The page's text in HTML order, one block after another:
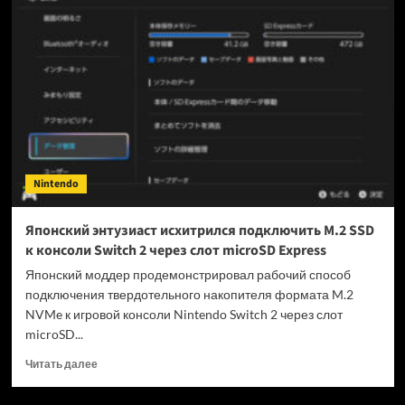
Legends
PlayStation
в
сентябре
Nintendo
Японский энтузиаст исхитрился подключить M.2 SSD
к консоли Switch 2 через слот microSD Express
Японский моддер продемонстрировал рабочий способ
подключения твердотельного накопителя формата M.2
NVMe к игровой консоли Nintendo Switch 2 через слот
microSD...
Читать далееПрочитать